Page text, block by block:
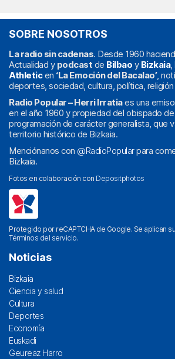
SOBRE NOSOTROS
La radio sin cadenas. Desde 1960
Actualidad y podcast de Bilbao y Bizkaia,
Athleticen ‘La Emoción del Bacalao’,
deportes, sociedad, cultura, política,
Radio Popular – Herri Irratiaes una
en el año 1960 y propiedad del obispado
programación de carácter generalista, que
territorio histórico de Bizkaia.
Menciónanos con @RadioPopularpara
Bizkaia.
Fotos en colaboración con Depositphotos
Protegido por reCAPTCHA de Google. Se aplican su
Términos del servicio.
Noticias
Bizkaia
Ciencia y salud
Cultura
Deportes
Economía
Euskadi
Geureaz Harro